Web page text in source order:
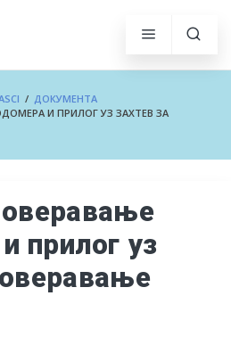
/ ДОКУМЕНТА
И ПРИЛОГ УЗ ЗАХТЕВ ЗА
прилог уз